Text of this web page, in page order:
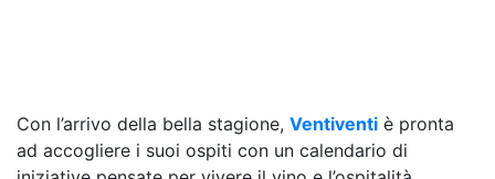
Con l’arrivo della bella stagione, Ventiventi è pronta
ad accogliere i suoi ospiti con un calendario di